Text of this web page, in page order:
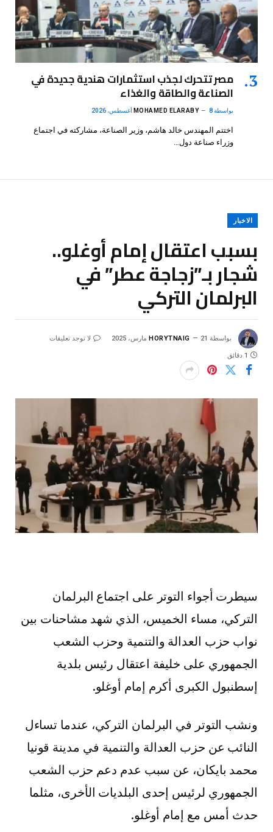
مصر تتحرك لجذب استثمارات هندية جديدة في
الصناعة والطاقة والغذاء
بواسطة MOHAMED ELARABY 8 أغسطس، 2026
اختتم المهندس خالد هاشم، وزير الصناعة، مشاركته في اجتماع
وزراء صناعة دول…
الاخبار
بسبب اعتقال إمام أوغلو..
شجار بـ”زجاجة عطر” في
البرلمان التركي
بواسطة HORYTNAIG 21 مارس، 2025 لا توجد تعليقات
1 دقائق
سيطرت أجواء التوتر على اجتماع البرلمان
التركي، مساء الخميس، الذي شهد مشاحنات بين
نواب حزب العدالة والتنمية وحزب الشعب
الجمهوري على خليفة اعتقال رئيس بلدية
إسطنبول الكبرى أكرم إمام أوغلو.
ونشب التوتر في البرلمان التركي، عندما تساءل
النائب عن حزب العدالة والتنمية في مدينة قونيا
محمد بايكان، عن سبب عدم دعم حزب الشعب
الجمهوري لرئيس إحدى البلديات الأخرى، مثلما
حدث أمس مع إمام أوغلو.